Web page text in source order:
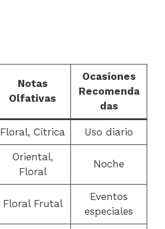
Notas
Olfativas
Ocasiones
Recomenda
das
Floral, Cítrica Uso diario
Oriental,
Floral
Noche
Floral Frutal
Eventos
especiales